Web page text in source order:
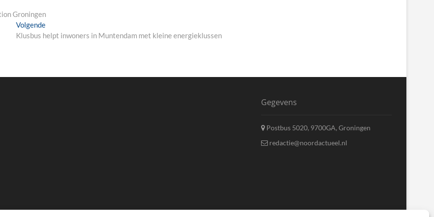
Groningen
VolgendeNext
post:
Klusbus helpt inwoners in Muntendam met kleine energieklussen
Gegevens
Postbus 5020, 9700GA, Groningen
redactie@noordactueel.nl